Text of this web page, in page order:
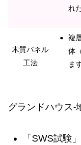
れ
木質パネル
工法
複
体
ま
グランドハウス-
「SWS試験